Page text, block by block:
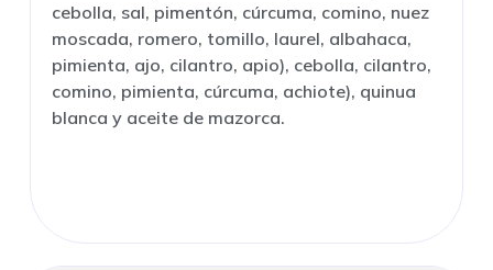
cebolla, sal, pimentón, cúrcuma, comino, nuez
moscada, romero, tomillo, laurel, albahaca,
pimienta, ajo, cilantro, apio), cebolla, cilantro,
comino, pimienta, cúrcuma, achiote), quinua
blanca y aceite de mazorca.